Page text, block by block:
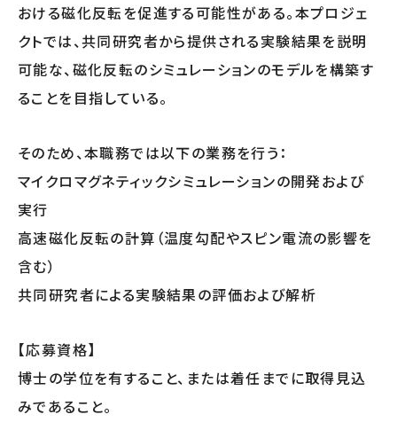
おける磁化反転を促進する可能性がある。本プロジェ
クトでは、共同研究者から提供される実験結果を説明
可能な、磁化反転のシミュレーションのモデルを構築す
ることを目指している。
そのため、本職務では以下の業務を行う：
マイクロマグネティックシミュレーションの開発および
実行
高速磁化反転の計算（温度勾配やスピン電流の影響を
含む）
共同研究者による実験結果の評価および解析
【応募資格】
博士の学位を有すること、または着任までに取得見込
みであること。